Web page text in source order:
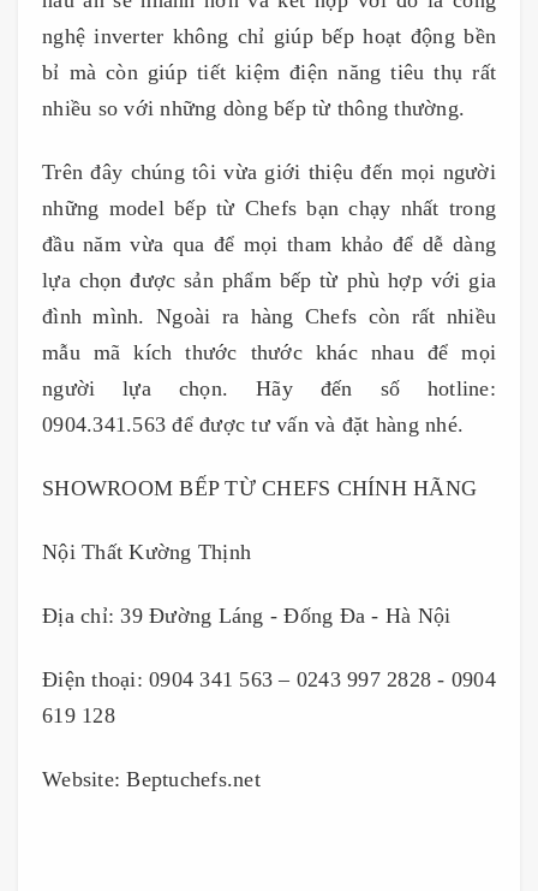
nghệ inverter không chỉ giúp bếp hoạt động bền
bỉ mà còn giúp tiết kiệm điện năng tiêu thụ rất
nhiều so với những dòng bếp từ thông thường.
Trên đây chúng tôi vừa giới thiệu đến mọi người
những model bếp từ Chefs bạn chạy nhất trong
đầu năm vừa qua để mọi tham khảo để dễ dàng
lựa chọn được sản phẩm bếp từ phù hợp với gia
đình mình. Ngoài ra hàng Chefs còn rất nhiều
mẫu mã kích thước thước khác nhau để mọi
người lựa chọn. Hãy đến số hotline:
0904.341.563 để được tư vấn và đặt hàng nhé.
SHOWROOM BẾP TỪ CHEFS CHÍNH HÃNG
Nội Thất Kường Thịnh
Địa chỉ: 39 Đường Láng - Đống Đa - Hà Nội
Điện thoại: 0904 341 563 – 0243 997 2828 - 0904
619 128
Website: Beptuchefs.net